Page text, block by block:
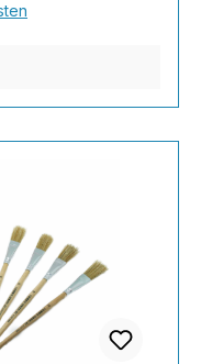
fächerförmig in